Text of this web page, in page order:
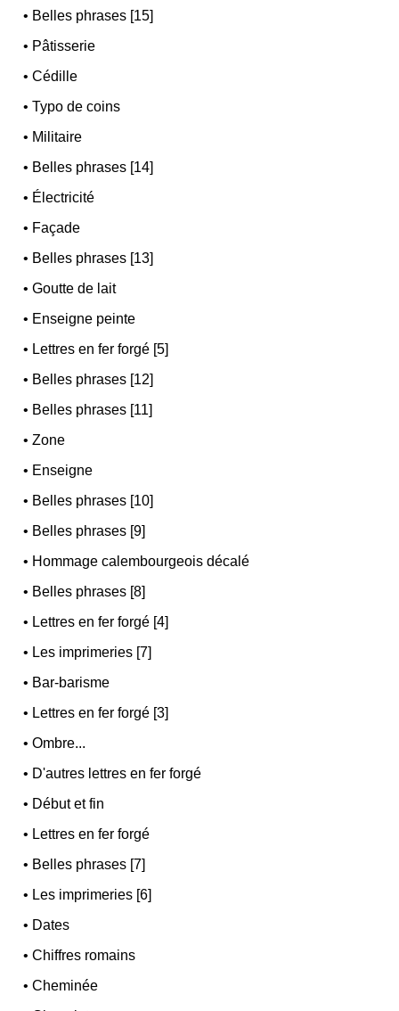
• Belles phrases [15]
• Pâtisserie
•Cédille
•Typo de coins
• Militaire
• Belles phrases [14]
• Électricité
• Façade
• Belles phrases [13]
•Goutte de lait
• Enseigne peinte
• Lettres en fer forgé [5]
• Belles phrases [12]
• Belles phrases [11]
•Zone
• Enseigne
• Belles phrases [10]
• Belles phrases [9]
• Hommage calembourgeois décalé
• Belles phrases [8]
• Lettres en fer forgé [4]
• Les imprimeries [7]
• Bar-barisme
• Lettres en fer forgé [3]
•Ombre...
• D'autres lettres en fer forgé
• Début et fin
• Lettres en fer forgé
• Belles phrases [7]
• Les imprimeries [6]
• Dates
•Chiffres romains
•Cheminée